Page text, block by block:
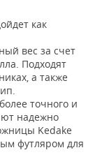
как
вес за счет
Подходят
а также
точного и
надежно
Kedake
футляром для